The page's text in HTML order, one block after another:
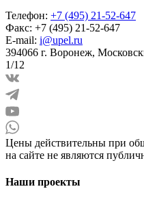
Телефон: +7 (495) 21-52-647
Факс: +7 (495) 21-52-647
E-mail: i@upel.ru
394066 г. Воронеж,
1/12
Цены действительны при
на сайте не являются
Наши проекты